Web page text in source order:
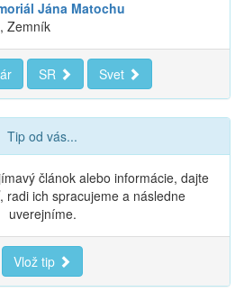
Jána Matochu
Zemník
SR Svet
Tip od vás...
článok alebo informácie, dajte
radi ich spracujeme a následne
uverejníme.
Vlož tip